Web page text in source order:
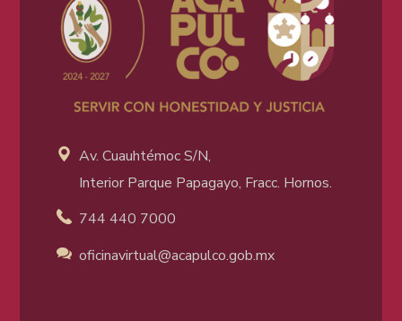
Av. Cuauhtémoc S/N,
Interior Parque Papagayo, Fracc. Hornos.
744 440 7000
oficinavirtual@acapulco.gob.mx